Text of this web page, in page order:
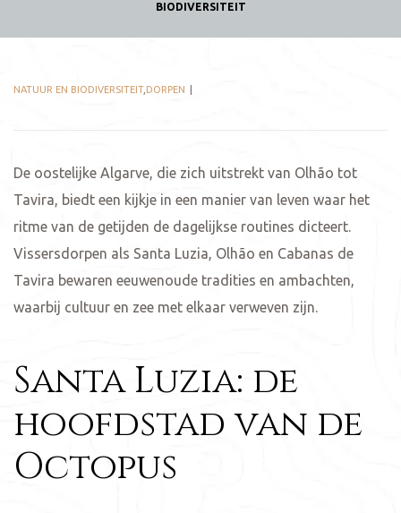
BIODIVERSITEIT
NATUUR EN BIODIVERSITEIT, DORPEN
De oostelijke Algarve, die zich uitstrekt van Olhão tot
Tavira, biedt een kijkje in een manier van leven waar het
ritme van de getijden de dagelijkse routines dicteert.
Vissersdorpen als Santa Luzia, Olhão en Cabanas de
Tavira bewaren eeuwenoude tradities en ambachten,
waarbij cultuur en zee met elkaar verweven zijn.
Santa Luzia: de
hoofdstad van de
Octopus